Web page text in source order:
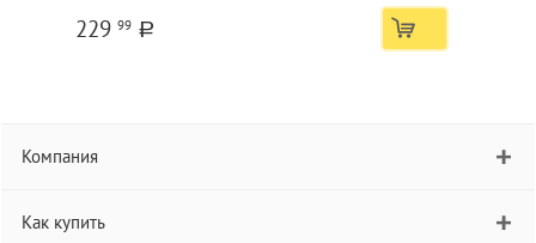
229 99 a
Компания
Как купить